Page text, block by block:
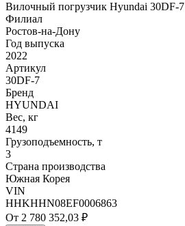
Вилочный погрузчик Hyundai 30DF-7
Филиал
Ростов-на-Дону
Год выпуска
2022
Артикул
30DF-7
Бренд
HYUNDAI
Вес, кг
4149
Грузоподъемность, т
3
Страна производства
Южная Корея
VIN
HHKHHN08EF0006863
От 2 780 352,03 ₽